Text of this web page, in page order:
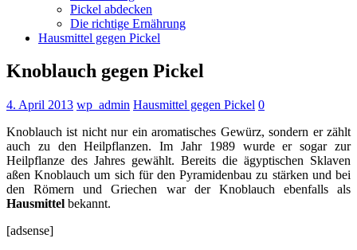
Pickel abdecken
Die richtige Ernährung
Hausmittel gegen Pickel
Knoblauch gegen Pickel
4. April 2013 wp_admin Hausmittel gegen Pickel 0
Knoblauch ist nicht nur ein aromatisches Gewürz, sondern er zählt
auch zu den Heilpflanzen. Im Jahr 1989 wurde er sogar zur
Heilpflanze des Jahres gewählt. Bereits die ägyptischen Sklaven
aßen Knoblauch um sich für den Pyramidenbau zu stärken und bei
den Römern und Griechen war der Knoblauch ebenfalls als
Hausmittel bekannt.
[adsense]